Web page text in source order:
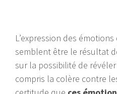
L’expression des
semblent être le résultat
sur la possibilité de
compris la colère contre